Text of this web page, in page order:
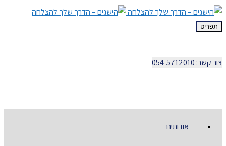
תפריט
צור קשר: 054-5712010
אודותינו